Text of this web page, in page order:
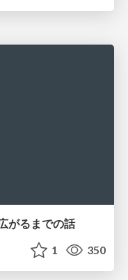
がるまでの話
1 350